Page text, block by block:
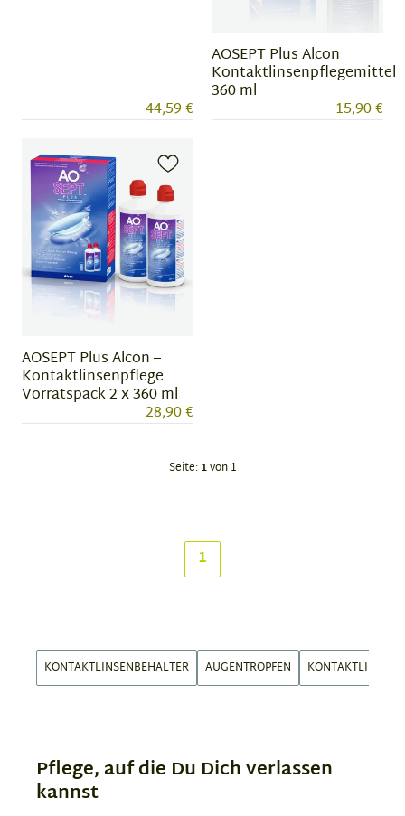
44,59 €
AOSEPT Plus Alcon
Kontaktlinsenpflegemittel
360 ml
15,90 €
AOSEPT Plus Alcon –
Kontaktlinsenpflege
Vorratspack 2 x 360 ml
28,90 €
Seite:1von 1
1
KONTAKTLINSENBEHÄLTER AUGENTROPFEN KONTAKTLINSEN
Pflege, auf die Du Dich verlassen
kannst